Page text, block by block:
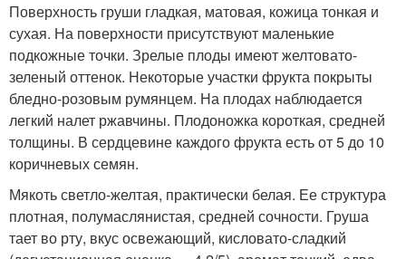
Поверхность груши гладкая, матовая, кожица тонкая и
сухая. На поверхности присутствуют маленькие
подкожные точки. Зрелые плоды имеют желтовато-
зеленый оттенок. Некоторые участки фрукта покрыты
бледно-розовым румянцем. На плодах наблюдается
легкий налет ржавчины. Плодоножка короткая, средней
толщины. В сердцевине каждого фрукта есть от 5 до 10
коричневых семян.
Мякоть светло-желтая, практически белая. Ее структура
плотная, полумаслянистая, средней сочности. Груша
тает во рту, вкус освежающий, кисловато-сладкий